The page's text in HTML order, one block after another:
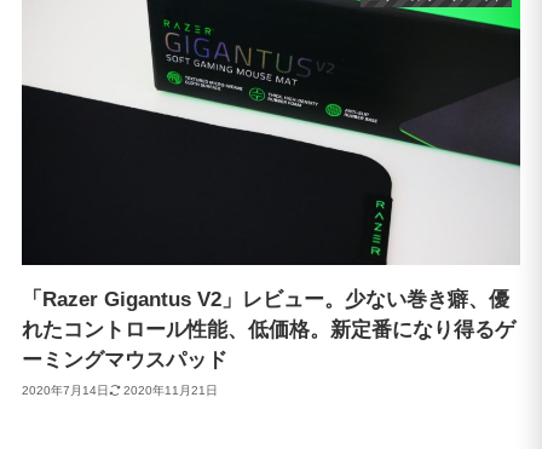
「Razer Gigantus V2」レビュー。少ない巻き癖、優
れたコントロール性能、低価格。新定番になり得るゲ
ーミングマウスパッド
2020年7月14日 2020年11月21日